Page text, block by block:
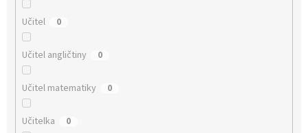
Učitel 0
Učitel angličtiny 0
Učitel matematiky 0
Učitelka 0